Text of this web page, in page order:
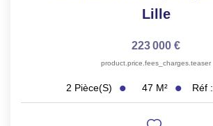
Lille
223 000 €
product.price.fees_charges.teaser
2 Pièce(s) 47 M² Réf :